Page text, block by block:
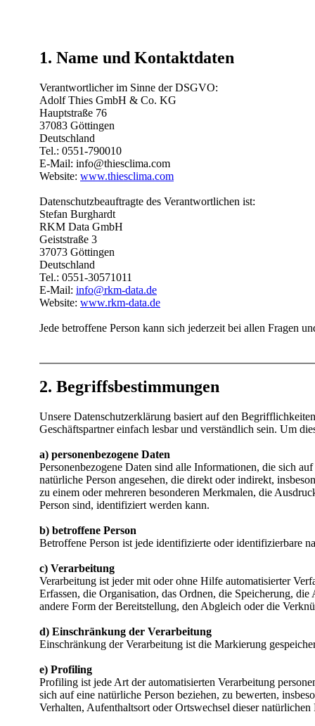
1. Name und Kontaktdaten
Verantwortlicher im Sinne der DSGVO:
Adolf Thies GmbH & Co. KG
Hauptstraße 76
37083 Göttingen
Deutschland
Tel.: 0551-790010
E-Mail: info@thiesclima.com
Website: www.thiesclima.com
Datenschutzbeauftragte des Verantwortlichen ist:
Stefan Burghardt
RKM Data GmbH
Geiststraße 3
37073 Göttingen
Deutschland
Tel.: 0551-30571011
E-Mail: info@rkm-data.de
Website: www.rkm-data.de
Jede betroffene Person kann sich jederzeit bei allen Fragen
2. Begriffsbestimmungen
Unsere Datenschutzerklärung basiert auf den
Geschäftspartner einfach lesbar und verständlich sein. Um
a) personenbezogene Daten
Personenbezogene Daten sind alle Informationen, die sich
natürliche Person angesehen, die direkt oder indirekt,
zu einem oder mehreren besonderen Merkmalen, die
Person sind, identifiziert werden kann.
b) betroffene Person
Betroffene Person ist jede identifizierte oder identifizierbare
c) Verarbeitung
Verarbeitung ist jeder mit oder ohne Hilfe automatisierter
Erfassen, die Organisation, das Ordnen, die Speicherung,
andere Form der Bereitstellung, den Abgleich oder die
d) Einschränkung der Verarbeitung
Einschränkung der Verarbeitung ist die Markierung
e) Profiling
Profiling ist jede Art der automatisierten Verarbeitung
sich auf eine natürliche Person beziehen, zu bewerten,
Verhalten, Aufenthaltsort oder Ortswechsel dieser